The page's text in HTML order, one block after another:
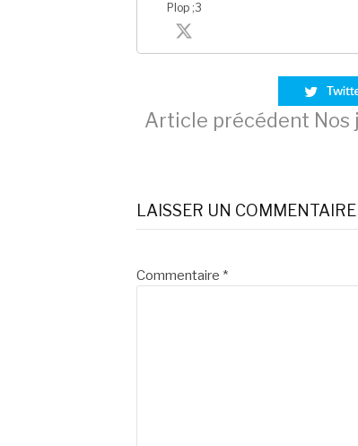
Plop ;3
Lire
la
suite
Article précédent
LAISSER UN COMMENTAIRE
Commentaire *